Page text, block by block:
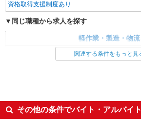
資格取得支援制度あり
同じ職種から求人を探す
軽作業・製造・物流
入出庫・商品管理・検品・検査
製造・組
交通費支給
社会保険
関連する条件をもっと見
その他の条件でバイト・アルバイ